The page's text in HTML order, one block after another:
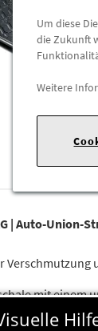
|Auto-Union-
mit einem
der
Um diese
die Zukunft
Weitere